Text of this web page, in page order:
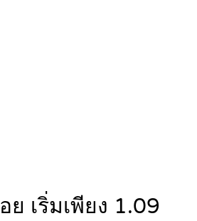
เริ่มเพียง 1.09